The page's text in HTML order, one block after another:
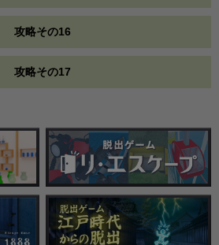
攻略その16
攻略その17